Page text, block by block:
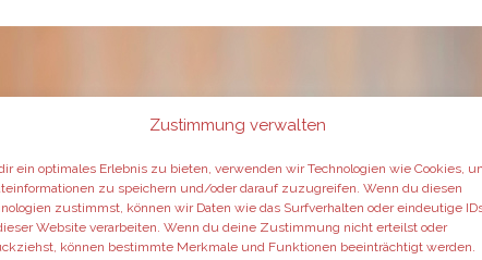
Zustimmung verwalten
ein optimales Erlebnis zu bieten, verwenden wir Technologien wie Cookies,
zu speichern und/oder darauf zuzugreifen. Wenn du diesen
zustimmst, können wir Daten wie das Surfverhalten oder eindeutige
Website verarbeiten. Wenn du deine Zustimmung nicht erteilst oder
können bestimmte Merkmale und Funktionen beeinträchtigt werden.